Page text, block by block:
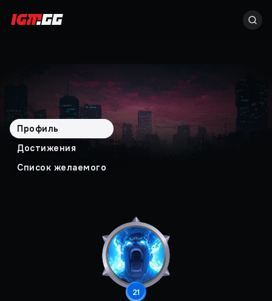
Профиль
Достижения
Список желаемого
21